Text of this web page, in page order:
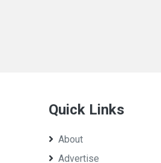
Quick Links
About
Advertise